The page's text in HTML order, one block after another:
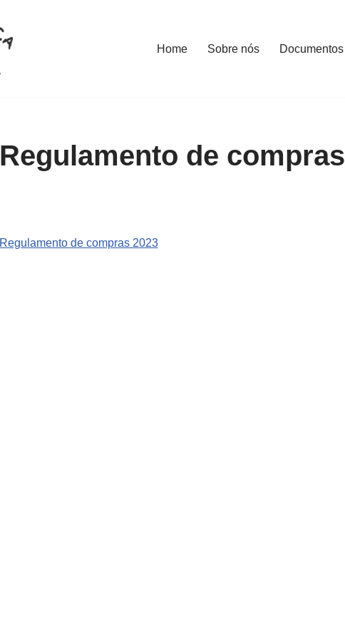
Home Sobre nós Documentos
Regulamento de compras
Regulamento de compras 2023